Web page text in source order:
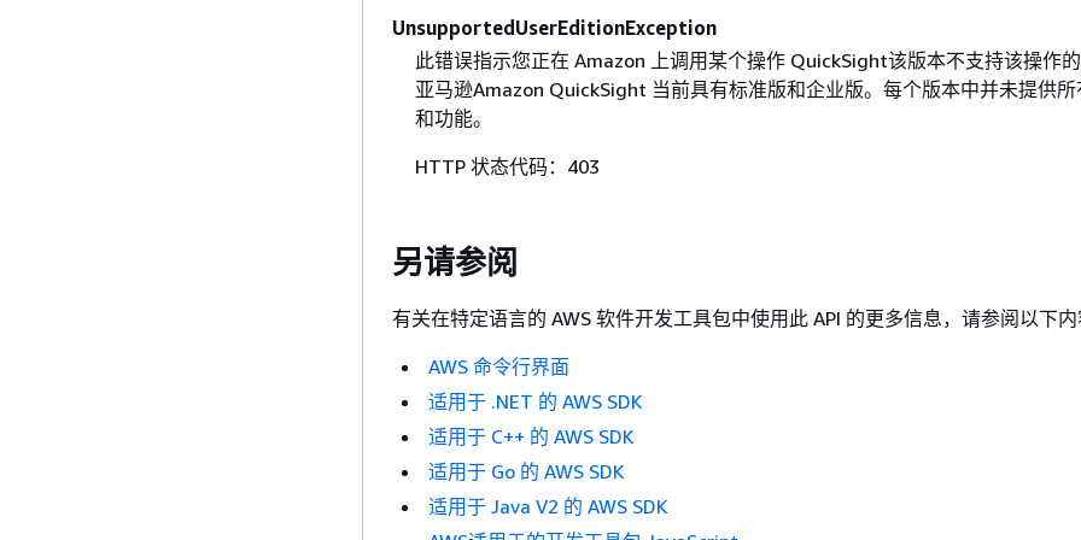
UnsupportedUserEditionException
此错误指示您正在 Amazon 上调用某个操作 QuickSight该版本不支持该操作的
亚马逊Amazon QuickSight 当前具有标准版和企业版。每个版本中并未提供所
和功能。
HTTP 状态代码：403
另请参阅
有关在特定语言的 AWS 软件开发工具包中使用此 API 的更多信息，请参阅以下内
AWS 命令行界面
适用于 .NET 的 AWS SDK
适用于 C++ 的 AWS SDK
适用于 Go 的 AWS SDK
适用于 Java V2 的 AWS SDK